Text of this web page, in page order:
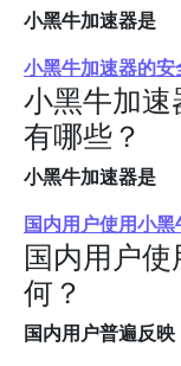
小黑牛加速器是
小黑牛加速器的
小黑牛加
有哪些？
小黑牛加速器是
国内用户使用小
国内用户
何？
国内用户普遍反映